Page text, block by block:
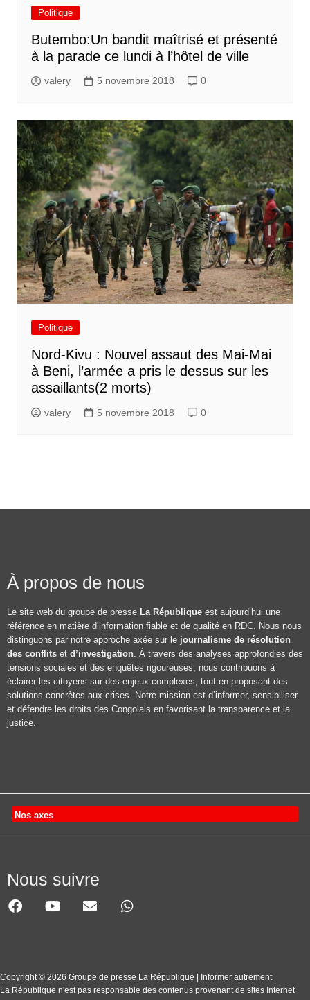
Politique
Butembo:Un bandit maîtrisé et présenté
à la parade ce lundi à l’hôtel de ville
valery 5 novembre 2018 0
Politique
Nord-Kivu : Nouvel assaut des Mai-Mai
à Beni, l’armée a pris le dessus sur les
assaillants(2 morts)
valery 5 novembre 2018 0
À propos de nous
Le site web du groupe de presse La République est aujourd’hui une
référence en matière d’information fiable et de qualité en RDC. Nous nous
distinguons par notre approche axée sur le journalisme de résolution
des conflits et d’investigation . À travers des analyses approfondies des
tensions sociales et des enquêtes rigoureuses, nous contribuons à
éclairer les citoyens sur des enjeux complexes, tout en proposant des
solutions concrètes aux crises. Notre mission est d’informer, sensibiliser
et défendre les droits des Congolais en favorisant la transparence et la
justice.
Nos axes
Nous suivre
Copyright © 2026 Groupe de presse La République | Informer autrement
La République n'est pas responsable des contenus provenant de sites Internet